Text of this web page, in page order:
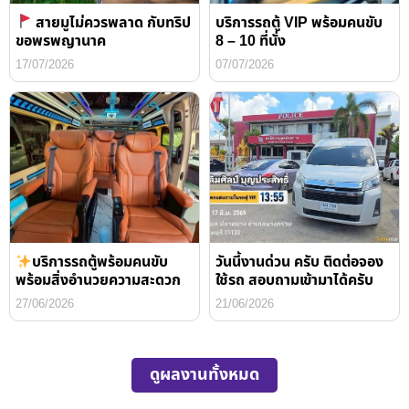
สายมูไม่ควรพลาด กับทริป
ขอพรพญานาค
17/07/2026
บริการรถตู้ VIP พร้อมคนขับ
8 – 10 ที่นั่ง
07/07/2026
บริการรถตู้พร้อมคนขับ
พร้อมสิ่งอำนวยความสะดวก
27/06/2026
วันนี้งานด่วน ครับ ติดต่อจอง
ใช้รถ สอบถามเข้ามาได้ครับ
21/06/2026
ดูผลงานทั้งหมด